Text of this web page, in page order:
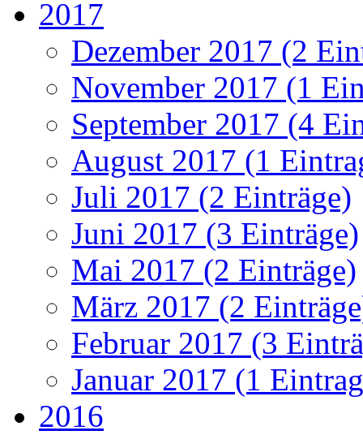
2017
Dezember 2017 (2
November 2017 (1
September 2017 (4
August 2017 (1
Juli 2017 (2 Einträge)
Juni 2017 (3 Einträge)
Mai 2017 (2 Einträge)
März 2017 (2
Februar 2017 (3
Januar 2017 (1
2016